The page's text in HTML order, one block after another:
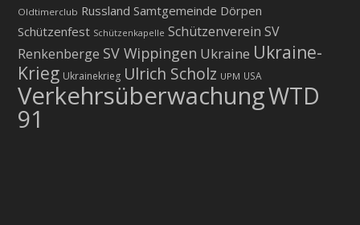
Oldtimerclub Russland Samtgemeinde Dörpen
Schützenfest Schützenkapelle Schützenverein SV
Renkenberge SV Wippingen Ukraine Ukraine-
Krieg Ukrainekrieg Ulrich Scholz UPM USA
VerkehrsüberwachungWTD
91